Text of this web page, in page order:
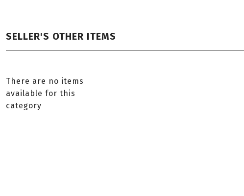
SELLER'S OTHER ITEMS
There are no items
available for this
category